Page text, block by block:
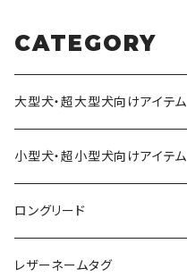
CATEGORY
大型犬・超大型犬向けアイテム
小型犬・超小型犬向けアイテム
ロングリード
オリジナル軽量ロングリード
レザーネームタグ